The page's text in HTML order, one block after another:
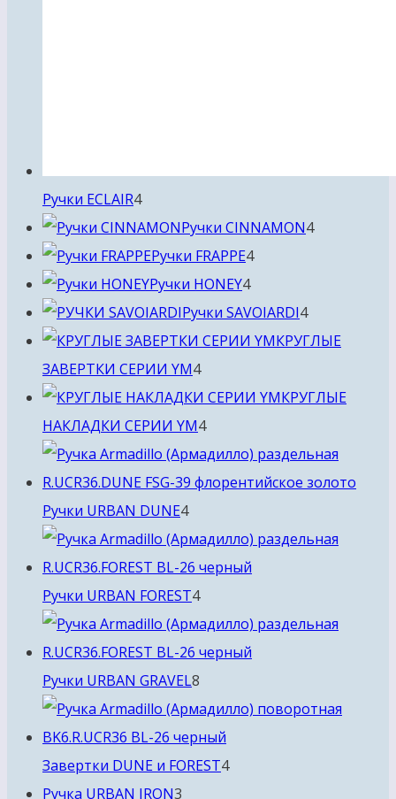
Ручки ECLAIR44
товараРучки CINNAMON44
Ручки FRAPPE44
Ручки HONEY44
товара
Ручки SAVOIARDI44
товара
КРУГЛЫЕ
ЗАВЕРТКИ СЕРИИ YM44
товара
КРУГЛЫЕ
НАКЛАДКИ СЕРИИ YM44
товара
Ручки URBAN DUNE44
товара
Ручки URBAN FOREST44
товара
Ручки URBAN GRAVEL8
товаров
Завертки DUNE и FOREST44
Ручка URBAN IRON3